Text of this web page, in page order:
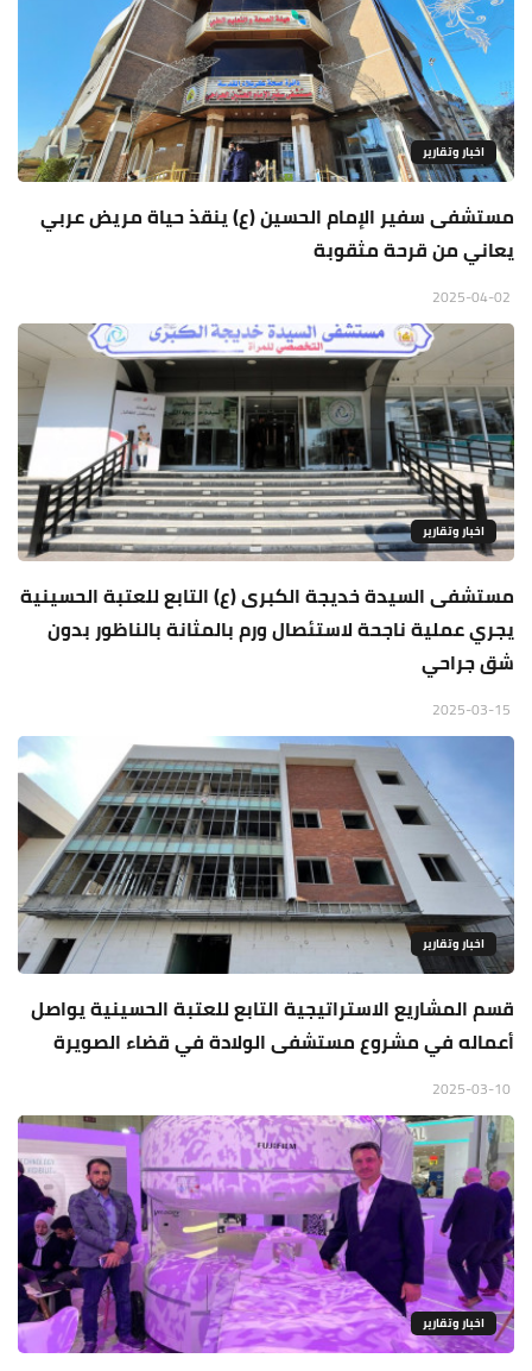
اخبار وتقارير
مستشفى سفير الإمام الحسين (ع) ينقذ حياة مريض عربي
يعاني من قرحة مثقوبة
اخبار وتقارير
مستشفى السيدة خديجة الكبرى (ع) التابع للعتبة الحسينية
يجري عملية ناجحة لاستئصال ورم بالمثانة بالناظور بدون
شق جراحي
اخبار وتقارير
قسم المشاريع الاستراتيجية التابع للعتبة الحسينية يواصل
أعماله في مشروع مستشفى الولادة في قضاء الصويرة
اخبار وتقارير